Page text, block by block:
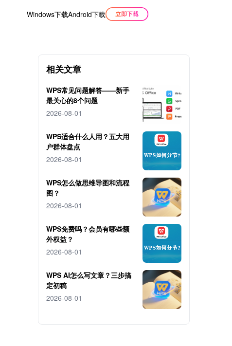
Windows下载Android下载
相关文章
WPS常见问题解答——新手
最关心的8个问题
2026-08-01
WPS适合什么人用？五大用
户群体盘点
2026-08-01
WPS怎么做思维导图和流程
图？
2026-08-01
WPS免费吗？会员有哪些额
外权益？
2026-08-01
WPS AI怎么写文章？三步搞
定初稿
2026-08-01